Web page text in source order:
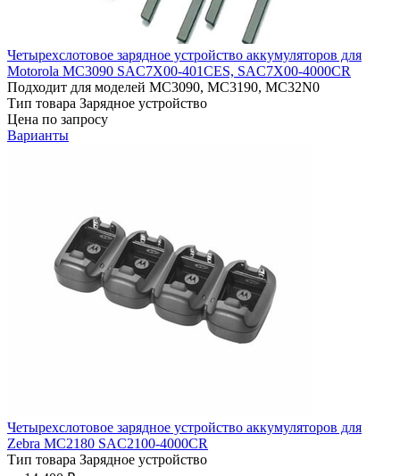
Четырехслотовое зарядное устройство аккумуляторов для
Motorola MC3090 SAC7X00-401CES, SAC7X00-4000CR
Подходит для моделей MC3090, MC3190, MC32N0
Тип товара Зарядное устройство
Цена по запросу
Варианты
Четырехслотовое зарядное устройство аккумуляторов для
Zebra MC2180 SAC2100-4000CR
Тип товара Зарядное устройство